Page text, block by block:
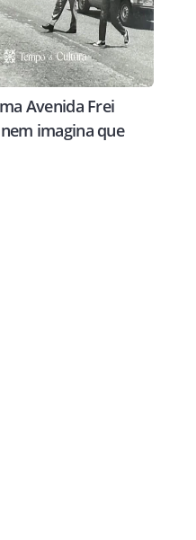
Avenida Frei
imagina que